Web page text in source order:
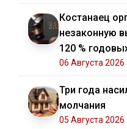
Костанаец
незаконную
120 %
06 Августа 2026
Три года
молчания
05 Августа 2026